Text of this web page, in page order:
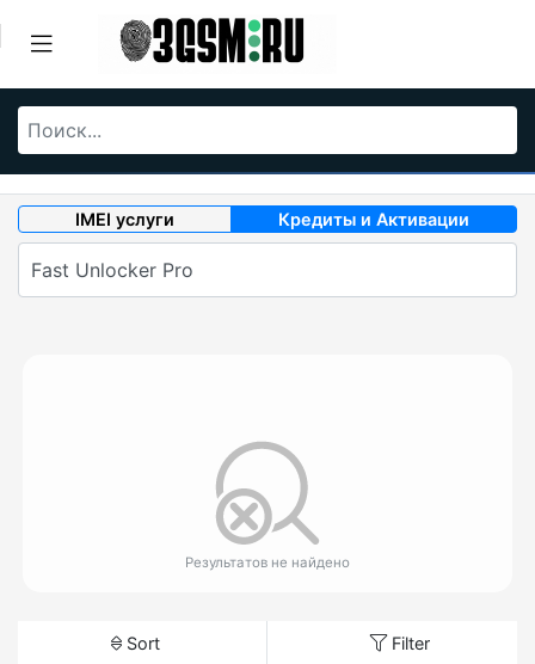
IMEI услуги Кредиты и Активации
Результатов не найдено
Sort Filter